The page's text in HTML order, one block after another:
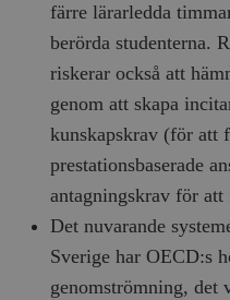
färre lärarledda
berörda studenterna.
riskerar också att
genom att skapa
kunskapskrav (för att
prestationsbaserade
antagningskrav för
Det nuvarande
Sverige har OECD:s
genomströmning, det